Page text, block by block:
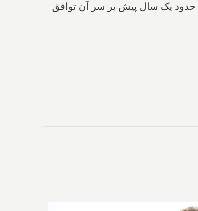
حدود یک سال پیش بر سر آن توافق